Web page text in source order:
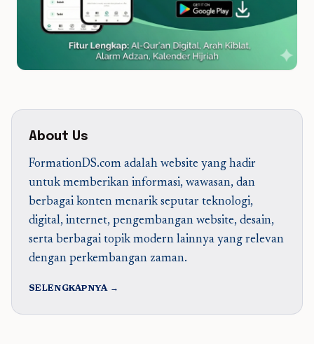
About Us
FormationDS.com adalah website yang hadir
untuk memberikan informasi, wawasan, dan
berbagai konten menarik seputar teknologi,
digital, internet, pengembangan website, desain,
serta berbagai topik modern lainnya yang relevan
dengan perkembangan zaman.
SELENGKAPNYA →